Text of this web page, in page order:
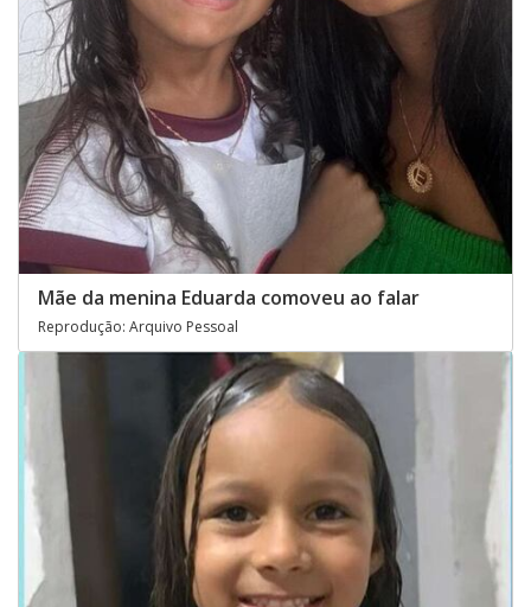
Mãe da menina Eduarda comoveu ao falar
Reprodução: Arquivo Pessoal